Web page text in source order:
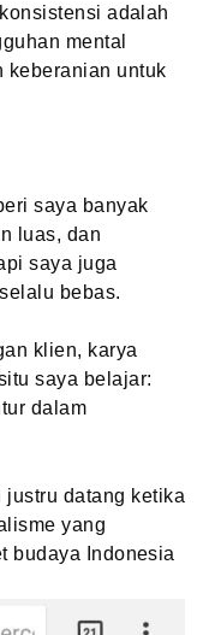
adalah
mental
keberanian untuk
saya banyak
luas, dan
saya juga
bebas.
klien, karya
saya belajar:
dalam
justru datang ketika
yang
budaya Indonesia